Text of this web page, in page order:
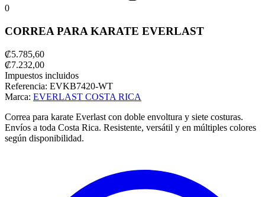
0
CORREA PARA KARATE EVERLAST
₡5.785,60
₡7.232,00
Impuestos incluidos
Referencia: EVKB7420-WT
Marca: EVERLAST COSTA RICA
Correa para karate Everlast con doble envoltura y siete costuras.
Envíos a toda Costa Rica. Resistente, versátil y en múltiples colores
según disponibilidad.